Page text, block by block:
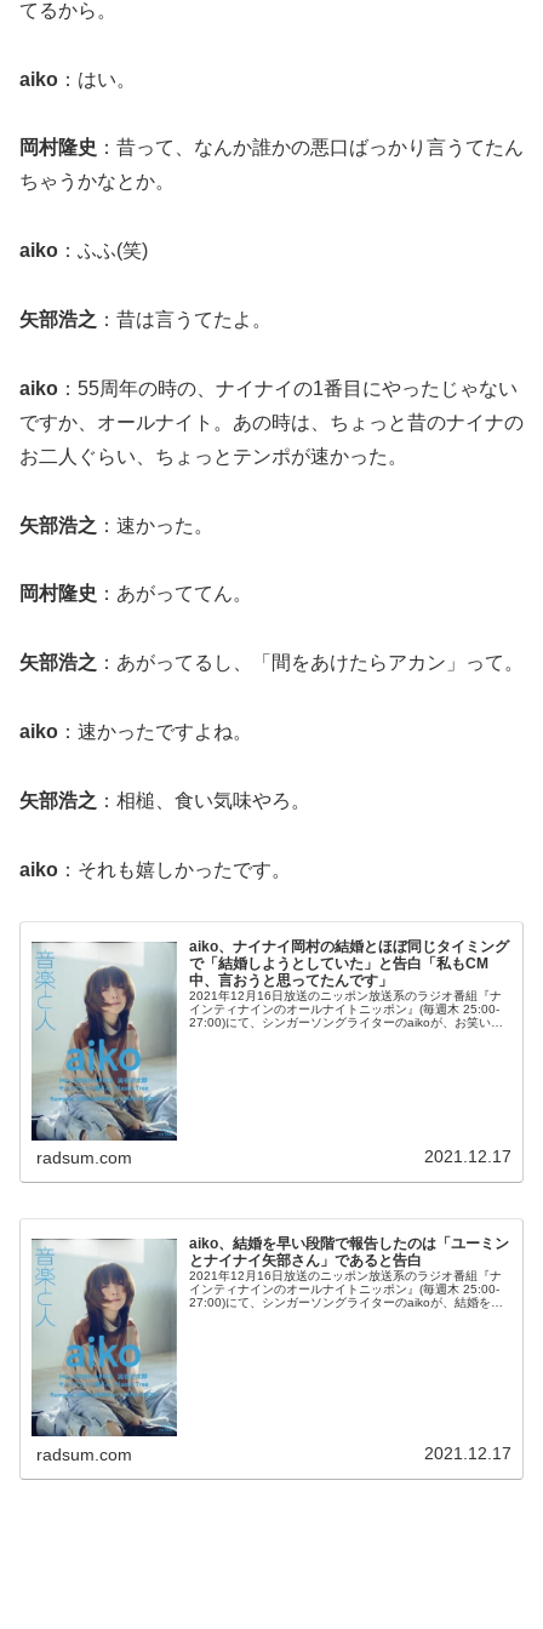
てるから。
aiko ：はい。
岡村隆史 ：昔って、なんか誰かの悪口ばっかり言うてたん
ちゃうかなとか。
aiko ：ふふ(笑)
矢部浩之 ：昔は言うてたよ。
aiko ：55周年の時の、ナイナイの1番目にやったじゃない
ですか、オールナイト。あの時は、ちょっと昔のナイナの
お二人ぐらい、ちょっとテンポが速かった。
矢部浩之 ：速かった。
岡村隆史 ：あがっててん。
矢部浩之 ：あがってるし、「間をあけたらアカン」って。
aiko ：速かったですよね。
矢部浩之 ：相槌、食い気味やろ。
aiko ：それも嬉しかったです。
aiko、ナイナイ岡村の結婚とほぼ同じタイミング
で「結婚しようとしていた」と告白「私もCM
中、言おうと思ってたんです」
2021年12月16日放送のニッポン放送系のラジオ番組『ナ
インティナインのオールナイトニッポン』(毎週木 25:00-
27:00)にて、シンガーソングライターのaikoが、お笑いコ
radsum.com 2021.12.17
aiko、結婚を早い段階で報告したのは「ユーミン
とナイナイ矢部さん」であると告白
2021年12月16日放送のニッポン放送系のラジオ番組『ナ
インティナインのオールナイトニッポン』(毎週木 25:00-
27:00)にて、シンガーソングライターのaikoが、結婚を早
radsum.com 2021.12.17